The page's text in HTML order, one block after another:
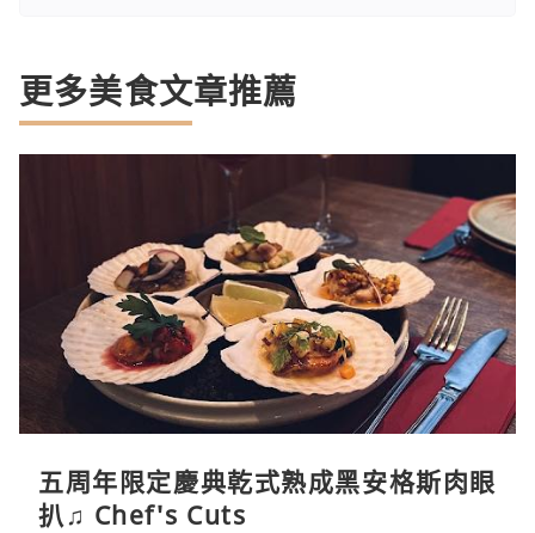
更多美食文章推薦
五周年限定慶典乾式熟成黑安格斯肉眼
扒♫ Chef's Cuts